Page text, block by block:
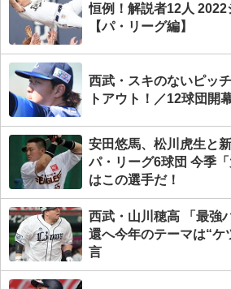
恒例！解説者12人 2022
【パ・リーグ編】
西武・スキのないピッ
トアウト！／12球団開
安田悠馬、松川虎生と
パ・リーグ6球団 今季
はこの選手だ！
西武・山川穂高 「最強
還へ今年のテーマは“ケ
言